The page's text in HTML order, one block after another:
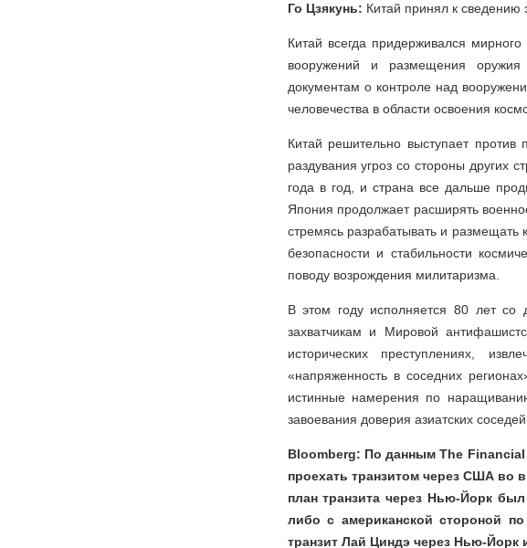
Го Цзякунь: Китай принял к сведению
Китай всегда придерживался мирного
вооружений и размещения оружия
документам о контроле над
человечества в области освоения
Китай решительно выступает против
раздувания угроз со стороны других
года в год, и страна все дальше
Япония продолжает расширять
стремясь разрабатывать и
безопасности и стабильности
поводу возрождения милитаризма.
В этом году исполняется 80 лет со
захватчикам и Мировой
исторических преступлениях,
«напряженность в соседних
истинные намерения по
завоевания доверия азиатских
Bloomberg: По данным The
проехать транзитом через США во
план транзита через Нью-Йорк
либо с американской стороной
транзит Лай Циндэ через Нью-